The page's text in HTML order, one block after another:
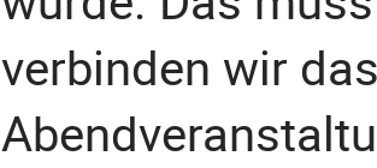
verbinden wir